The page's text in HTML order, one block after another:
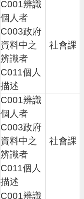
C001辨識
個人者
C003政府
資料中之
辨識者
C011個人
描述
社會課
C001辨識
個人者
C003政府
資料中之
辨識者
C011個人
描述
社會課
C001辨識